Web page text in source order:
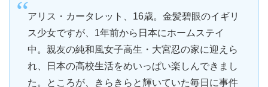
アリス・カータレット、16歳。金髪碧眼のイギリ
ス少女ですが、1年前から日本にホームステイ
中。親友の純和風女子高生・大宮忍の家に迎えら
れ、日本の高校生活をめいっぱい楽しんできまし
た。ところが、きらきらと輝いていた毎日に事件